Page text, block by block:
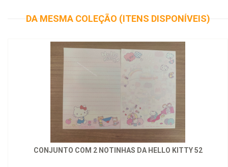
DA MESMA COLEÇÃO (ITENS DISPONÍVEIS)
CONJUNTO COM 2 NOTINHAS DA HELLO KITTY 52